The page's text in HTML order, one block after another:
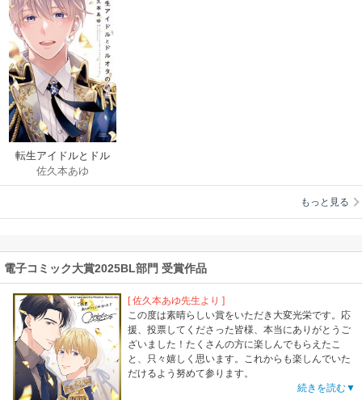
転生アイドルとドル
オタの騎士
佐久本あゆ
もっと見る
電子コミック大賞2025BL部門 受賞作品
[ 佐久本あゆ先生より ]
この度は素晴らしい賞をいただき大変光栄です。応
援、投票してくださった皆様、本当にありがとうご
ざいました！たくさんの方に楽しんでもらえたこ
と、只々嬉しく思います。これからも楽しんでいた
だけるよう努めて参ります。
続きを読む▼